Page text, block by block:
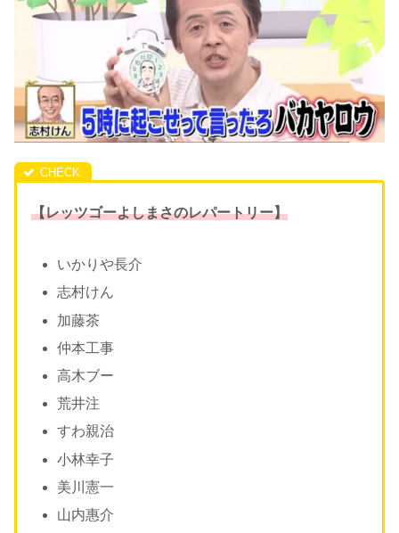
【レッツゴーよしまさのレパートリー】
いかりや長介
志村けん
加藤茶
仲本工事
高木ブー
荒井注
すわ親治
小林幸子
美川憲一
山内惠介